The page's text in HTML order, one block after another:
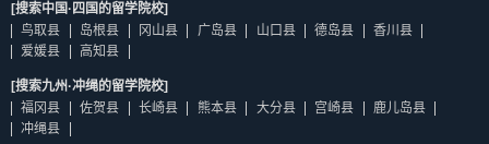
[搜索中国·四国的留学院校]
鸟取县
岛根县 冈山县 广岛县 山口县 德岛县
香川县
爱媛县
高知县
[搜索九州·冲绳的留学院校]
福冈县
佐贺县 长崎县 熊本县 大分县 宫崎县
鹿儿岛县
冲绳县